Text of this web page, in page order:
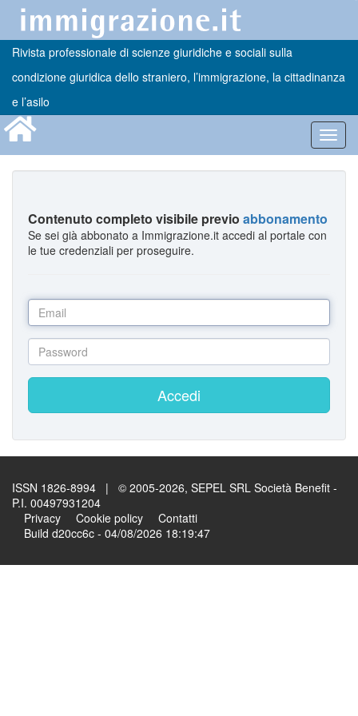
Rivista professionale di scienze giuridiche e sociali sulla
condizione giuridica dello straniero, l’immigrazione, la cittadinanza
e l’asilo
Contenuto completo visibile previo abbonamento
Se sei già abbonato a Immigrazione.it accedi al portale con
le tue credenziali per proseguire.
Accedi
ISSN 1826-8994 | © 2005-2026, SEPEL SRL Società Benefit -
P.I. 00497931204
Privacy
Cookie policy
Contatti
Build d20cc6c - 04/08/2026 18:19:47